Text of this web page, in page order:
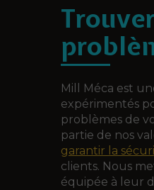
Mill Méca est
expérimentés
problèmes de
partie de nos
garantir la
clients. Nous
équipée à leur